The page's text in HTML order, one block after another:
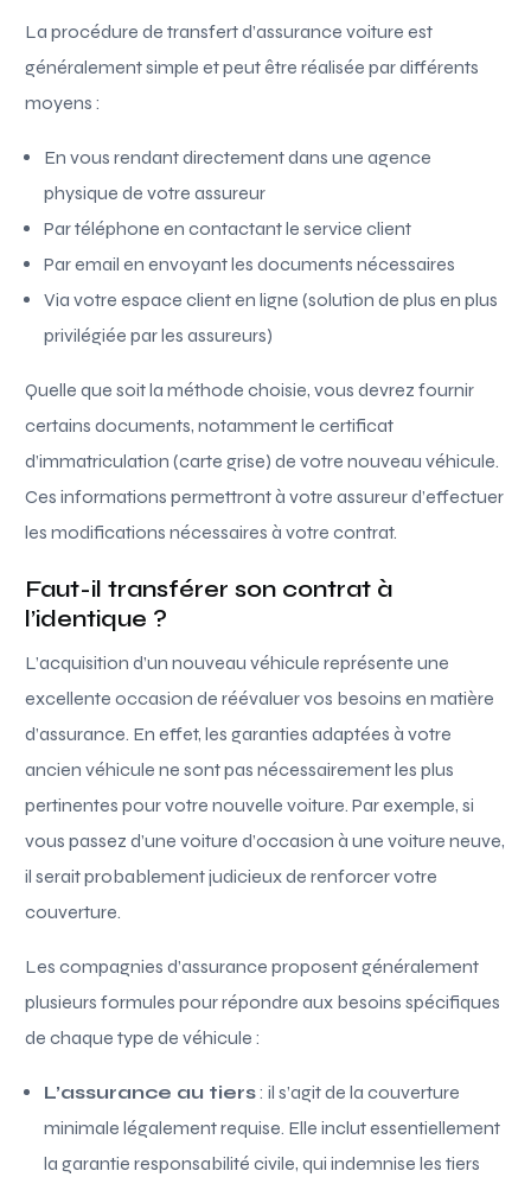
La procédure de transfert d’assurance voiture est
généralement simple et peut être réalisée par différents
moyens :
En vous rendant directement dans une agence
physique de votre assureur
Par téléphone en contactant le service client
Par email en envoyant les documents nécessaires
Via votre espace client en ligne (solution de plus en plus
privilégiée par les assureurs)
Quelle que soit la méthode choisie, vous devrez fournir
certains documents, notamment le certificat
d’immatriculation (carte grise) de votre nouveau véhicule.
Ces informations permettront à votre assureur d’effectuer
les modifications nécessaires à votre contrat.
Faut-il transférer son contrat à
l’identique ?
L’acquisition d’un nouveau véhicule représente une
excellente occasion de réévaluer vos besoins en matière
d’assurance. En effet, les garanties adaptées à votre
ancien véhicule ne sont pas nécessairement les plus
pertinentes pour votre nouvelle voiture. Par exemple, si
vous passez d’une voiture d’occasion à une voiture neuve,
il serait probablement judicieux de renforcer votre
couverture.
Les compagnies d’assurance proposent généralement
plusieurs formules pour répondre aux besoins spécifiques
de chaque type de véhicule :
L’assurance au tiers: il s’agit de la couverture
minimale légalement requise. Elle inclut essentiellement
la garantie responsabilité civile, qui indemnise les tiers